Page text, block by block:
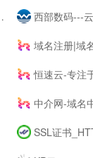
西部数码---云服务器-虚拟主机-域名注册,20年知名
域名注册|域名查询|域名申请|虚拟主机|企业邮箱|网站建设|云主机|网站安全证书
恒速云-专注于优质美国香港
中介网-域名中介_网站中介_第三方中介交易平台-
SSL证书_HTTPS加密_国密SSL数字证书